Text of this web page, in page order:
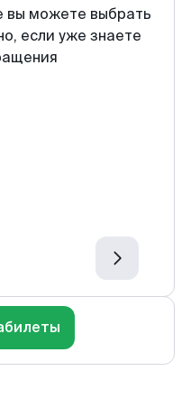
вы можете выбрать
если уже знаете